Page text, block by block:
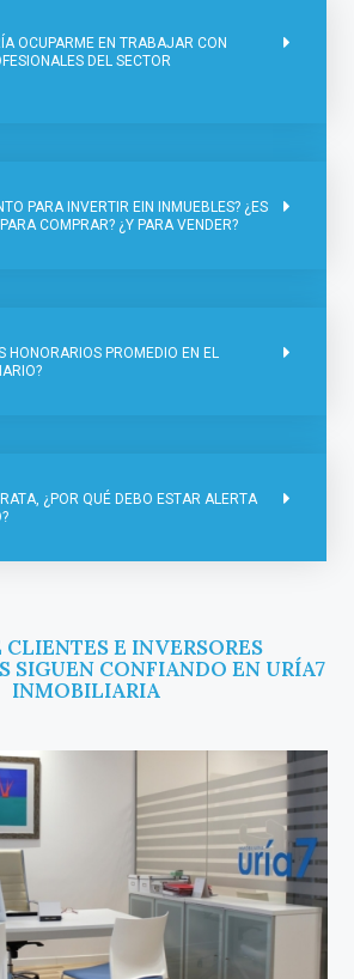
OCUPARME EN TRABAJAR CON
DEL SECTOR
PARA INVERTIR EIN INMUEBLES? ¿ES
COMPRAR? ¿Y PARA VENDER?
HONORARIOS PROMEDIO EN EL
¿POR QUÉ DEBO ESTAR ALERTA
CLIENTES E INVERSORES
SIGUEN CONFIANDO EN URÍA7
INMOBILIARIA